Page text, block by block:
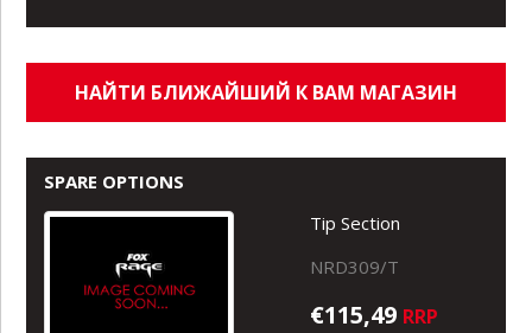
НАЙТИ БЛИЖАЙШИЙ К ВАМ МАГАЗИН
SPARE OPTIONS
Tip Section
NRD309/T
€115,49 RRP